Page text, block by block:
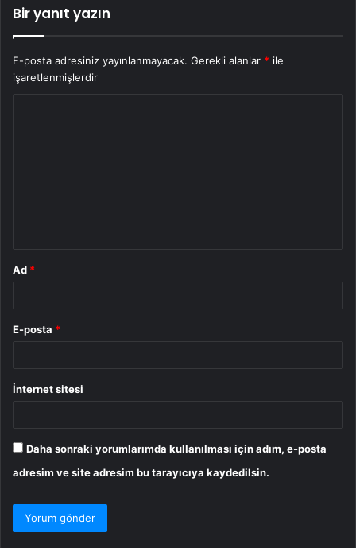
Bir yanıt yazın
E-posta adresiniz yayınlanmayacak. Gerekli alanlar * ile
işaretlenmişlerdir
Ad *
E-posta *
İnternet sitesi
Daha sonraki yorumlarımda kullanılması için adım, e-posta
adresim ve site adresim bu tarayıcıya kaydedilsin.